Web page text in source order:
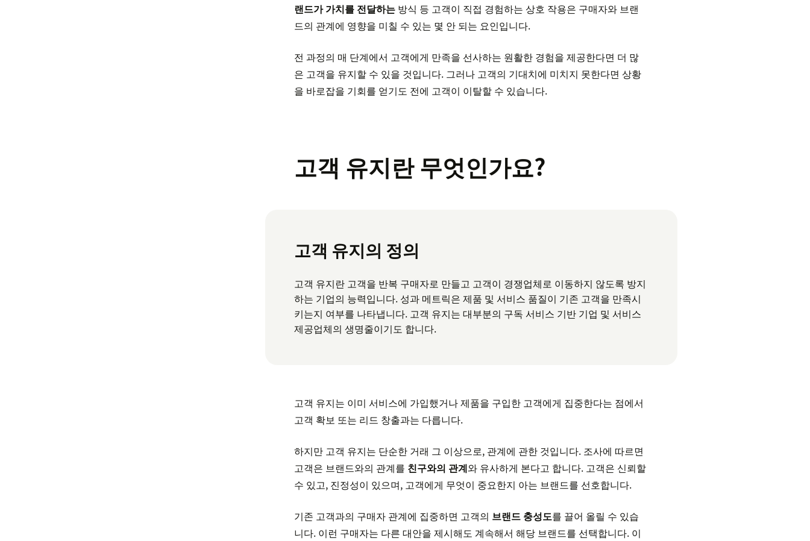
랜드가 가치를 전달하는 방식 등 고객이 직접 경험하는 상호 작용은 구매자와 브랜
드의 관계에 영향을 미칠 수 있는 몇 안 되는 요인입니다.
전 과정의 매 단계에서 고객에게 만족을 선사하는 원활한 경험을 제공한다면 더 많
은 고객을 유지할 수 있을 것입니다. 그러나 고객의 기대치에 미치지 못한다면 상황
을 바로잡을 기회를 얻기도 전에 고객이 이탈할 수 있습니다.
고객 유지란 무엇인가요?
고객 유지의 정의
고객 유지란 고객을 반복 구매자로 만들고 고객이 경쟁업체로 이동하지 않도록 방지
하는 기업의 능력입니다. 성과 메트릭은 제품 및 서비스 품질이 기존 고객을 만족시
키는지 여부를 나타냅니다. 고객 유지는 대부분의 구독 서비스 기반 기업 및 서비스
제공업체의 생명줄이기도 합니다.
고객 유지는 이미 서비스에 가입했거나 제품을 구입한 고객에게 집중한다는 점에서
고객 확보 또는 리드 창출과는 다릅니다.
하지만 고객 유지는 단순한 거래 그 이상으로, 관계에 관한 것입니다. 조사에 따르면
고객은 브랜드와의 관계를 친구와의 관계와 유사하게 본다고 합니다. 고객은 신뢰할
수 있고, 진정성이 있으며, 고객에게 무엇이 중요한지 아는 브랜드를 선호합니다.
기존 고객과의 구매자 관계에 집중하면 고객의 브랜드 충성도를 끌어 올릴 수 있습
니다. 이런 구매자는 다른 대안을 제시해도 계속해서 해당 브랜드를 선택합니다. 이